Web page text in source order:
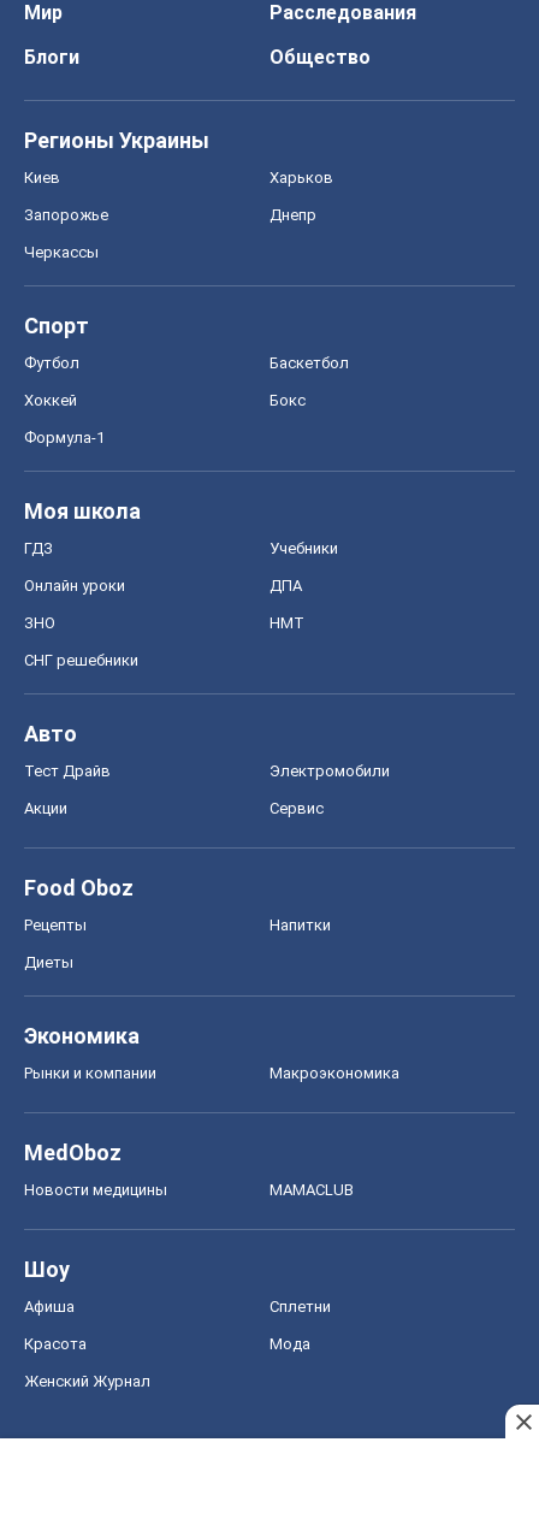
Мир
Расследования
Блоги
Общество
Регионы Украины
Киев Харьков
Запорожье Днепр
Черкассы
Спорт
Футбол Баскетбол
Хоккей Бокс
Формула-1
Моя школа
ГДЗ Учебники
Онлайн уроки ДПА
ЗНО НМТ
СНГ решебники
Авто
Тест Драйв Электромобили
Акции Сервис
Food Oboz
Рецепты Напитки
Диеты
Экономика
Рынки и компании Mакроэкономика
MedOboz
Новости медицины MAMACLUB
Шоу
Афиша Сплетни
Красота Мода
Женский Журнал